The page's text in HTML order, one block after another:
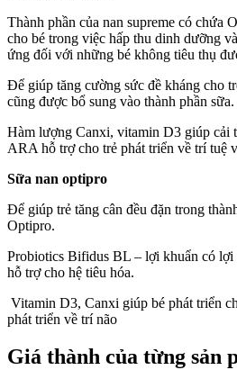
Thành phần của nan supreme có chứa
cho bé trong việc hấp thu dinh dưỡng
ứng đối với những bé không tiêu thụ
Để giúp tăng cường sức đề kháng cho
cũng được bổ sung vào thành phần sữa.
Hàm lượng Canxi, vitamin D3 giúp cải
ARA hỗ trợ cho trẻ phát triển về trí tuệ
Sữa nan optipro
Để giúp trẻ tăng cân đều đặn trong
Optipro.
Probiotics Bifidus BL – lợi khuẩn có lợi
hỗ trợ cho hệ tiêu hóa.
Vitamin D3, Canxi giúp bé phát triển
phát triển về trí não
Giá thành của từng sản